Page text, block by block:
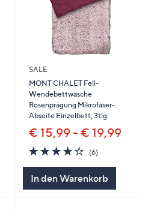
SALE
MONT CHALET Fell-
Wendebettwäsche
Rosenprägung Mikrofaser-
Abseite Einzelbett, 3tlg.
€ 15,99 - € 19,99
3.8
von
(6)6
In den Warenkorb